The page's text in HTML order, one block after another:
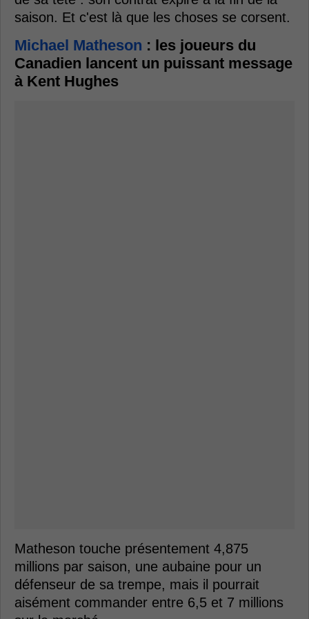
saison. Et c'est là que les choses se corsent.
Michael Matheson : les joueurs du
Canadien lancent un puissant message
à Kent Hughes
Matheson touche présentement 4,875
millions par saison, une aubaine pour un
défenseur de sa trempe, mais il pourrait
aisément commander entre 6,5 et 7 millions